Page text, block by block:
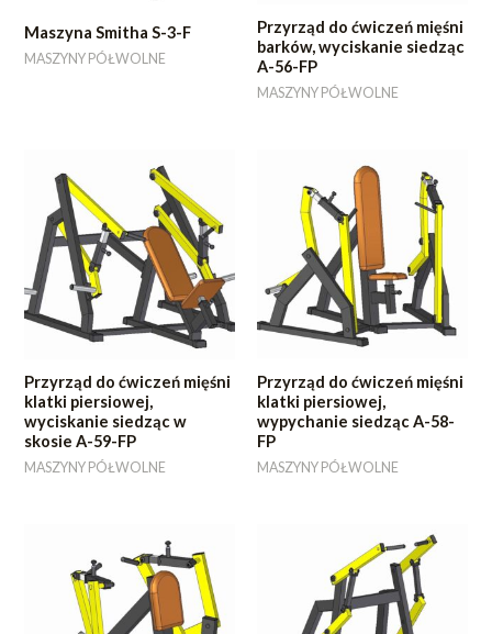
Maszyna Smitha S-3-F
MASZYNY PÓŁWOLNE
Przyrząd do ćwiczeń mięśni
barków, wyciskanie siedząc
A-56-FP
MASZYNY PÓŁWOLNE
Przyrząd do ćwiczeń mięśni
klatki piersiowej,
wyciskanie siedząc w
skosie A-59-FP
MASZYNY PÓŁWOLNE
Przyrząd do ćwiczeń mięśni
klatki piersiowej,
wypychanie siedząc A-58-
FP
MASZYNY PÓŁWOLNE